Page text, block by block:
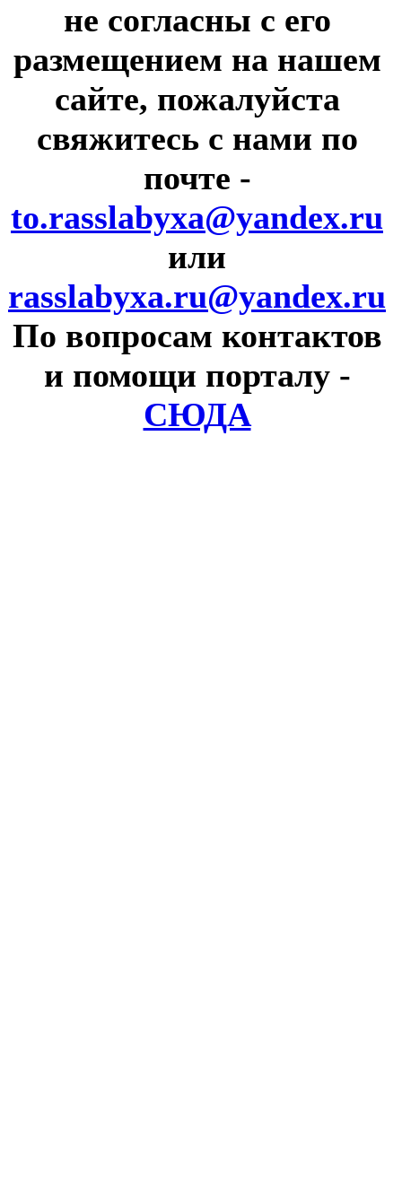
не согласны с его
размещением на нашем
сайте, пожалуйста
свяжитесь с нами по
почте -
to.rasslabyxa@yandex.ru
или
rasslabyxa.ru@yandex.ru
По вопросам контактов
и помощи порталу -
СЮДА